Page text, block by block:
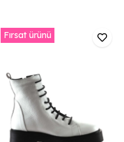
Fırsat ürünü